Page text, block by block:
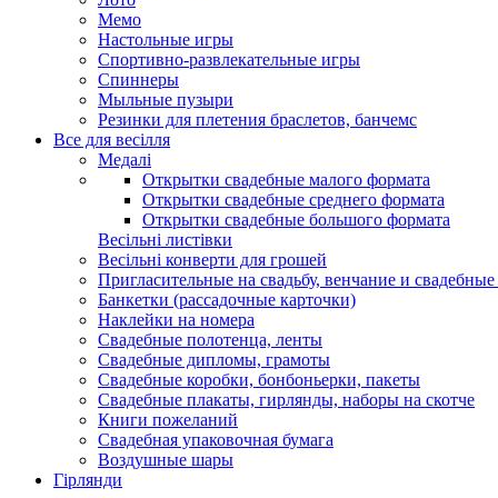
Мемо
Настольные игры
Спортивно-развлекательные игры
Спиннеры
Мыльные пузыри
Резинки для плетения браслетов, банчемс
Все для весілля
Медалі
Открытки свадебные малого формата
Открытки свадебные среднего формата
Открытки свадебные большого формата
Весільні листівки
Весільні конверти для грошей
Пригласительные на свадьбу, венчание и
Банкетки (рассадочные карточки)
Наклейки на номера
Свадебные полотенца, ленты
Свадебные дипломы, грамоты
Свадебные коробки, бонбоньерки, пакеты
Свадебные плакаты, гирлянды, наборы на скотче
Книги пожеланий
Свадебная упаковочная бумага
Воздушные шары
Гірлянди